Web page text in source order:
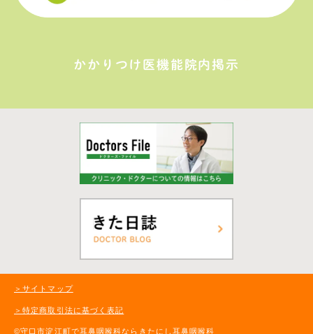
かかりつけ医機能院内掲示
＞サイトマップ
＞特定商取引法に基づく表記
©守口市淀江町で耳鼻咽喉科ならきたにし耳鼻咽喉科